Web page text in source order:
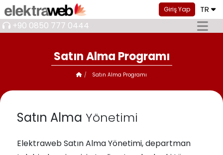
Giriş Yap TR
+90 0850 777 0444
Satın Alma Programı
Satın Alma Programı
Satın Alma Yönetimi
Elektraweb Satın Alma Yönetimi, departman